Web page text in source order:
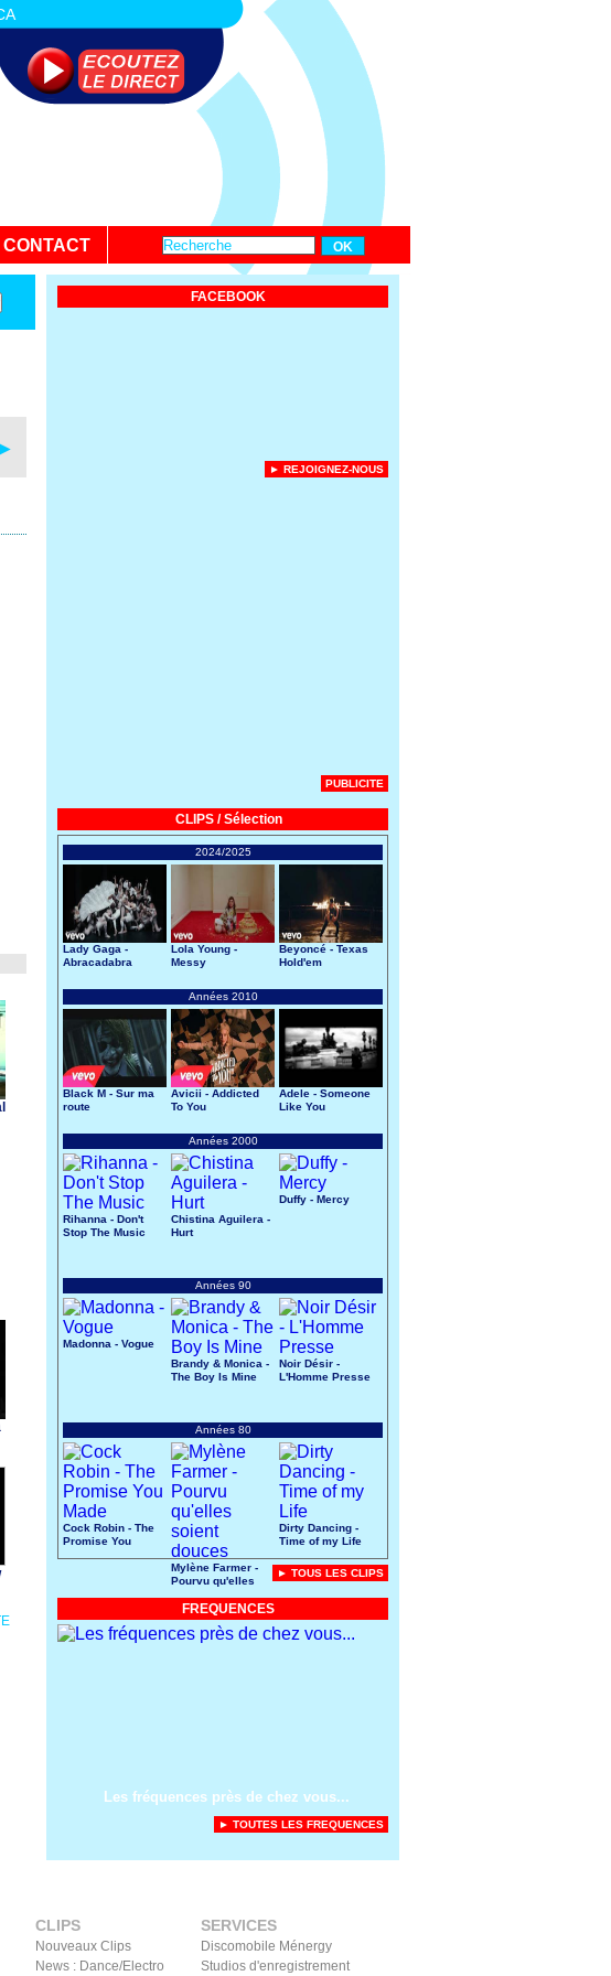
CONTACT
FACEBOOK
► REJOIGNEZ-NOUS
PUBLICITE
CLIPS / Sélection
2024/2025
Lady Gaga -
Abracadabra
Lola Young -
Messy
Beyoncé - Texas
Hold'em
Années 2010
Black M - Sur ma
route
Avicii - Addicted
To You
Adele - Someone
Like You
Années 2000
Rihanna - Don't
Stop The Music
Chistina Aguilera -
Hurt
Duffy - Mercy
Années 90
Madonna - Vogue
Brandy & Monica -
The Boy Is Mine
Noir Désir -
L'Homme Presse
Années 80
Cock Robin - The
Promise You
Mylène Farmer -
Pourvu qu'elles
Dirty Dancing -
Time of my Life
► TOUS LES CLIPS
FREQUENCES
Les fréquences près de chez vous...
► TOUTES LES FREQUENCES
CLIPS
Nouveaux Clips
News : Dance/Electro
SERVICES
Discomobile Ménergy
Studios d'enregistrement